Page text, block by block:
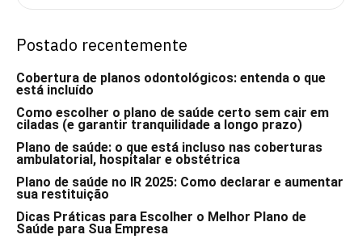
Postado recentemente
Cobertura de planos odontológicos: entenda o que
está incluído
Como escolher o plano de saúde certo sem cair em
ciladas (e garantir tranquilidade a longo prazo)
Plano de saúde: o que está incluso nas coberturas
ambulatorial, hospitalar e obstétrica
Plano de saúde no IR 2025: Como declarar e aumentar
sua restituição
Dicas Práticas para Escolher o Melhor Plano de
Saúde para Sua Empresa